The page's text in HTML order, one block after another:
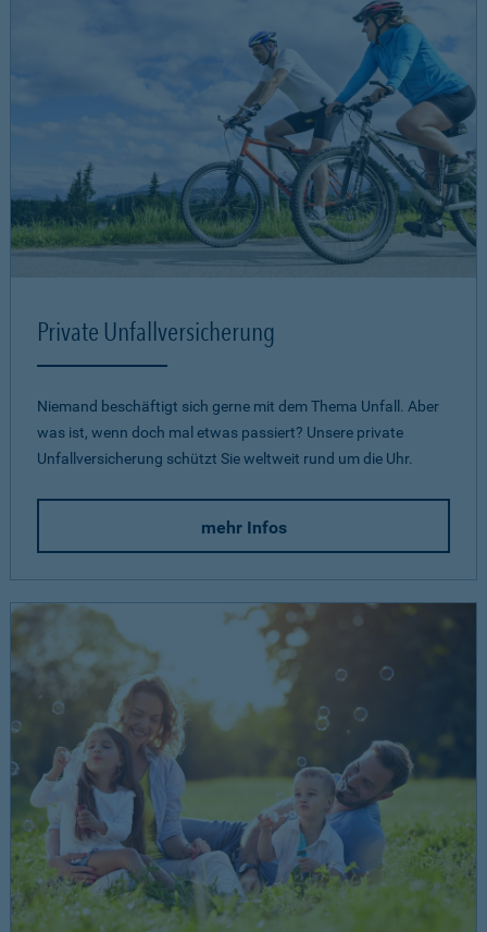
Private Unfallversicherung
Niemand beschäftigt sich gerne mit dem Thema Unfall. Aber
was ist, wenn doch mal etwas passiert? Unsere private
Unfallversicherung schützt Sie weltweit rund um die Uhr.
mehr Infos